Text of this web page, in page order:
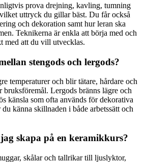
prova drejning, kavling, tumning
uttryck du gillar bäst. Du får också
och dekoration samt hur leran ska
Teknikerna är enkla att börja med och
med att du vill utvecklas.
stengods och lergods?
temperaturer och blir tätare, hårdare och
Lergods bränns lägre och
känsla som ofta används för dekorativa
känna skillnaden i både arbetssätt och
skapa på en keramikkurs?
skålar och tallrikar till ljuslyktor,